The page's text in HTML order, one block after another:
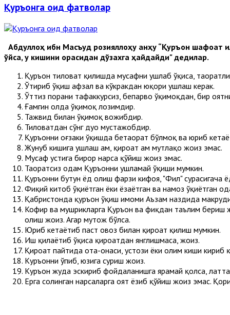
Қуръонга оид фатволар
Абдуллоҳ ибн Масъуд розияллоҳу анҳу “Қуръон шафоат
қўйса, у кишини орқасидан дўзахга ҳайдайди" дедилар.
Қуръон тиловат қилишда мусҳафни ушлаб ўқиса,
Ўтириб ўқиш афзал ва кўкракдан юқори ушлаш керак.
Ўттиз порани тафаккурсиз, бепарво ўқимоқдан, бир
Ғамгин ҳолда ўқимоқ лозимдир.
Тажвид билан ўқимоқ вожибдир.
Тиловатдан сўнг дуо мустажобдир.
Қуръонни оғзаки ўқишда бетаҳорат бўлмоқ ва юриб
Жунуб кишига ушлаш ҳам, қироат ҳам мутлақо жоиз эмас.
Мусҳаф устига бирор нарса қўйиш жоиз эмас.
Таҳоратсиз одам Қуръонни ушламай ўқиши мумкин.
Қуръонни бутун ёд олиш фарзи кифоя, "Фил" сурасигача
Фиқҳий китоб ўқиётган ёки ёзаётган ва намоз ўқиётган
Қабристонда қуръон ўқиш имоми Аъзам наздида
Кофир ва мушрикларга Қуръон ва фиқҳдан таълим бериш
олиш жоиз. Агар муҳтож бўлса.
Юриб кетаëтиб паст овоз билан қироат қилиш мумкин.
Иш қилаётиб ўқиса қироатдан янглишмаса, жоиз.
Қироат пайтида ота-онаси, устози ёки олим киши кириб
Куръонни ўпиб, юзига суриш жоиз.
Куръон жуда эскириб фойдаланишга ярамай қолса,
Ерга солинган нарсаларга оят ёзиб қўйиш жоиз эмас.